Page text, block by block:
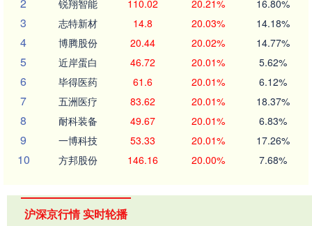
锐翔智能 110.02 20.21% 16.80%
3 志特新材 14.8 20.03% 14.18%
4 博腾股份 20.44 20.02% 14.77%
5 近岸蛋白 46.72 20.01% 5.62%
6 毕得医药 61.6 20.01% 6.12%
7 五洲医疗 83.62 20.01% 18.37%
8 耐科装备 49.67 20.01% 6.83%
9 一博科技 53.33 20.01% 17.26%
10 方邦股份 146.16 20.00% 7.68%
沪深京行情 实时轮播